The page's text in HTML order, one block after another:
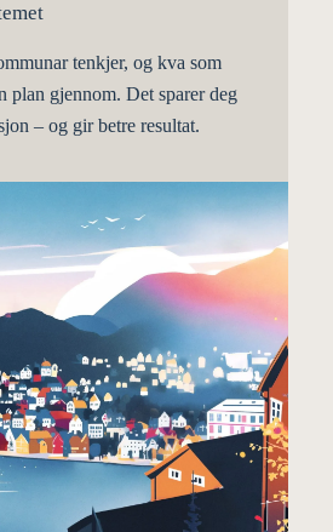
tenkjer, og kva som
plan gjennom. Det sparer deg
– og gir betre resultat.